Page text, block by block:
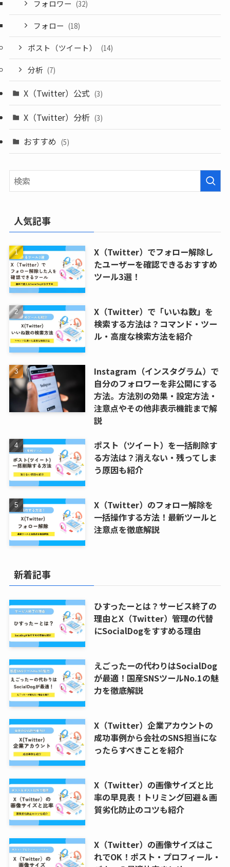
フォロワー (32)
フォロー (18)
ポスト（ツイート） (14)
分析 (7)
X（Twitter）公式 (3)
X（Twitter）分析 (3)
おすすめ (5)
人気記事
X（Twitter）でフォロー解除し
たユーザーを確認できるおすすめ
ツール3選！
X（Twitter）で「いいね数」を
検索する方法は？コマンド・ツー
ル・高度な検索方法を紹介
Instagram（インスタグラム）で
自分のフォロワーを非公開にする
方法。方法別の効果・設定方法・
注意点やその他非表示機能まで解
説
ポスト（ツイート）を一括削除す
る方法は？消えない・残ってしま
う原因も紹介
X（Twitter）のフォロー解除を
一括操作する方法！最新ツールと
注意点を徹底解説
新着記事
ひすったーとは？サービス終了の
理由とX（Twitter）管理の代替
にSocialDogをすすめる理由
えごったーの代わりはSocialDog
が最適！国産SNSツールNo.1の魅
力を徹底解説
X（Twitter）企業アカウントの
成功事例から会社のSNS担当にな
ったらすべきことを紹介
X（Twitter）の画像サイズと比
率の早見表！トリミング回避＆画
質劣化防止のコツも紹介
X（Twitter）の画像サイズはこ
れでOK！ポスト・プロフィール・